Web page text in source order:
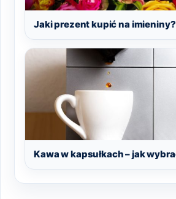
Jaki prezent kupić na imieniny?
Kawa w kapsułkach – jak